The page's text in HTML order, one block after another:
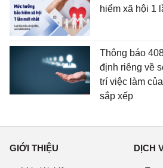
hiểm xã hội 1
Thông báo
định riêng về
trí việc làm
sắp xếp
GIỚI THIỆU DỊCH